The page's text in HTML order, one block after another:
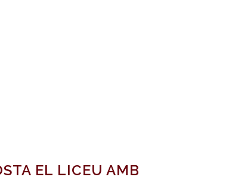
EL LICEU AMB